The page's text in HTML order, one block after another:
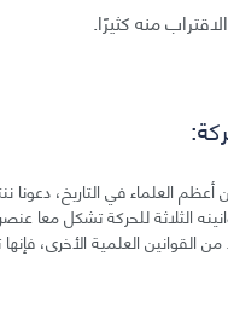
منه كثيرًا.
العلماء في التاريخ، دعونا
الثلاثة للحركة تشكل معا
القوانين العلمية الأخرى، فإنها